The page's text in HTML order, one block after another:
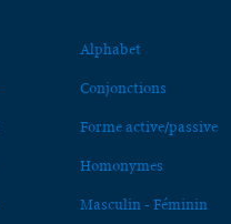
Alphabet
Conjonctions
Forme active/passive
Homonymes
Masculin - Féminin